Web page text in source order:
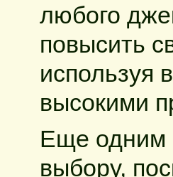
любого
повысить
используя
высокими
Еще одним
выбору,